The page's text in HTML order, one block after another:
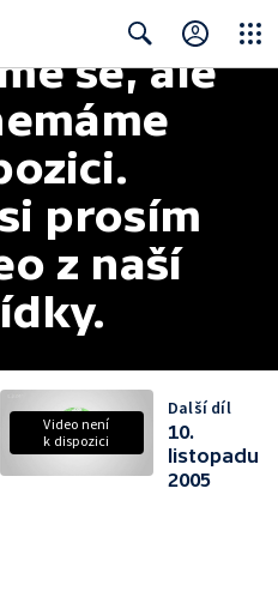
Search
se, ale
prosím
z naší
Video není
k dispozici
Další díl
10.
listopadu
2005